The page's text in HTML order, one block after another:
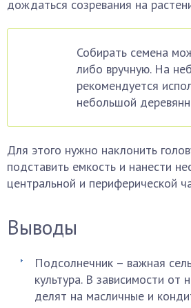
дождаться созревания на
Собирать семена
либо вручную. На
рекомендуется
небольшой
Для этого нужно наклонить
подставить емкость и нанести
центральной и периферической
Выводы
Подсолнечник – важная
культура. В зависимости от
делят на масличные и